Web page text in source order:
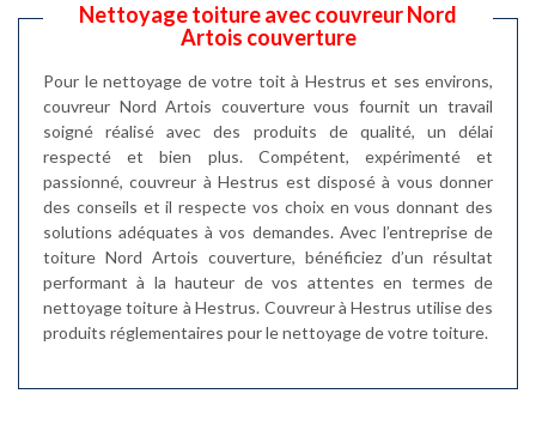
Nettoyage toiture avec couvreur Nord
Artois couverture
Pour le nettoyage de votre toit à Hestrus et ses environs,
couvreur Nord Artois couverture vous fournit un travail
soigné réalisé avec des produits de qualité, un délai
respecté et bien plus. Compétent, expérimenté et
passionné, couvreur à Hestrus est disposé à vous donner
des conseils et il respecte vos choix en vous donnant des
solutions adéquates à vos demandes. Avec l’entreprise de
toiture Nord Artois couverture, bénéficiez d’un résultat
performant à la hauteur de vos attentes en termes de
nettoyage toiture à Hestrus. Couvreur à Hestrus utilise des
produits réglementaires pour le nettoyage de votre toiture.